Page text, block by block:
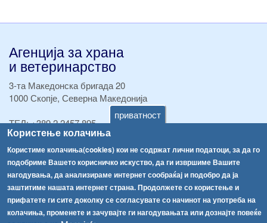
приватност
Користење колачиња
Користиме колачиња(cookies) кои не содржат лични податоци, за да го
подобриме Вашето корисничко искуство, да ги извршиме Вашите
нагодувања, да анализираме интернет сообраќај и подобро да ја
заштитиме нашата интернет страна. Продолжете со користење и
прифатете ги сите доколку се согласувате со начинот на употреба на
колачиња, променете и зачувајте ги нагодувањата или дознајте повеќе
Агенција за храна
и ветеринарство
3-та Македонска бригада 20
1000 Скопје, Северна Македонија
ТЕЛ:+389 2 2457 895
ТЕЛ:+389 2 2457 873
Факс:+389 2 2457 893
Факс:+389 2 2457 871
info@fva.gov.mk
[АХВ-претходна страна]
СоопштенијаНавигација